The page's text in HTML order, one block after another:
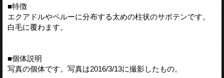
■特徴
エクアドルやペルーに分布する太めの柱状のサボテンです。
白毛に覆わます。
■個体説明
写真の個体です。写真は2016/3/13に撮影したもの。